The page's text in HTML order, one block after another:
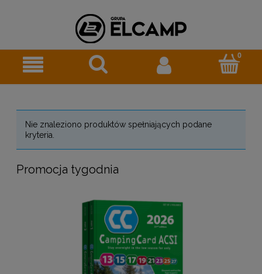
Nie znaleziono produktów spełniających podane
kryteria.
Promocja tygodnia